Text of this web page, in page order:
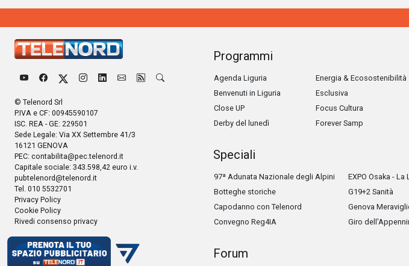
© Telenord Srl
P.IVA e CF: 00945590107
ISC. REA - GE: 229501
Sede Legale: Via XX Settembre 41/3
16121 GENOVA
PEC: contabilita@pec.telenord.it
Capitale sociale: 343.598,42 euro i.v.
pubtelenord@telenord.it
Tel. 010 5532701
Privacy Policy
Cookie Policy
Rivedi consenso privacy
Programmi
Agenda Liguria
Benvenuti in Liguria
Close UP
Derby del lunedì
Energia & Ecosostenibilità
Esclusiva
Focus Cultura
Forever Samp
Speciali
97ª Adunata Nazionale degli Alpini
Botteghe storiche
Capodanno con Telenord
Convegno Reg4IA
EXPO Osaka - La
G19+2 Sanità
Genova
Giro
Forum